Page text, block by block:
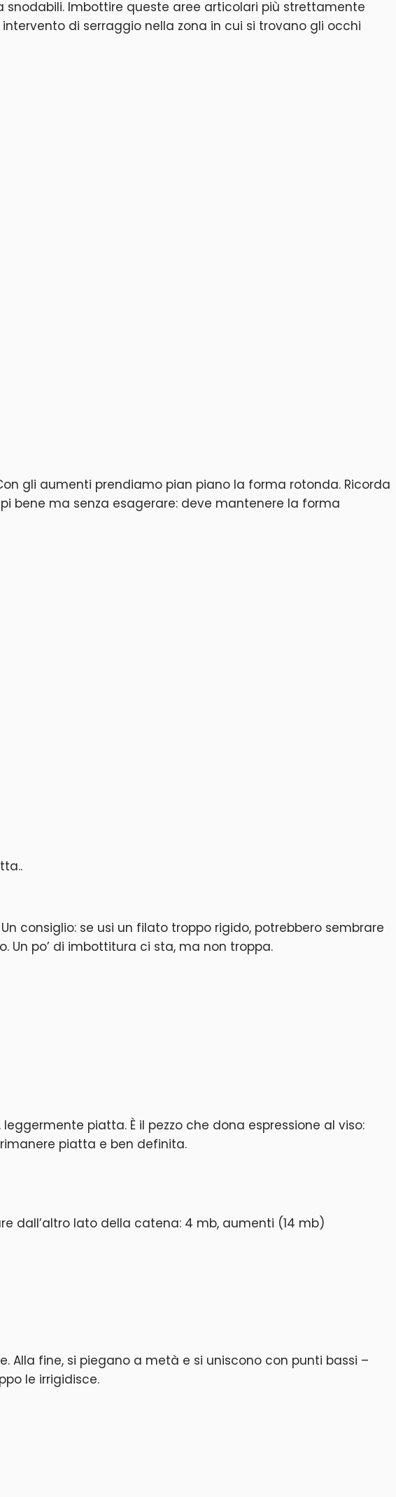
Imbottire queste aree articolari più strettamente
di serraggio nella zona in cui si trovano gli occhi
gli aumenti prendiamo pian piano la forma rotonda. Ricorda
bene ma senza esagerare: deve mantenere la forma
consiglio: se usi un filato troppo rigido, potrebbero sembrare
po’ di imbottitura ci sta, ma non troppa.
piatta. È il pezzo che dona espressione al viso:
piatta e ben definita.
dall’altro lato della catena: 4 mb, aumenti (14 mb)
Alla fine, si piegano a metà e si uniscono con punti bassi –
le irrigidisce.